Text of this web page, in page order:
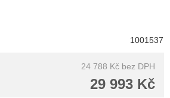
1001537
24 788 Kč bez DPH
29 993 Kč